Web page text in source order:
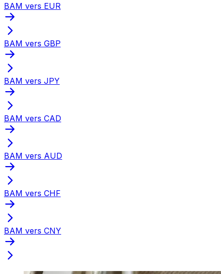
BAM vers EUR
BAM vers GBP
BAM vers JPY
BAM vers CAD
BAM vers AUD
BAM vers CHF
BAM vers CNY